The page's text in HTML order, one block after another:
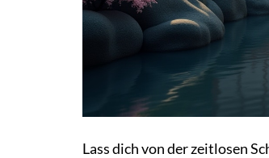
Lass dich von der zeitlosen